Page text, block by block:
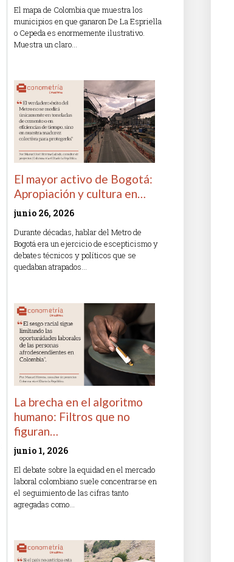
El mapa de Colombia que muestra los
municipios en que ganaron De La Espriella
o Cepeda es enormemente ilustrativo.
Muestra un claro…
El mayor activo de Bogotá:
Apropiación y cultura en…
junio 26, 2026
Durante décadas, hablar del Metro de
Bogotá era un ejercicio de escepticismo y
debates técnicos y políticos que se
quedaban atrapados…
La brecha en el algoritmo
humano: Filtros que no
figuran…
junio 1, 2026
El debate sobre la equidad en el mercado
laboral colombiano suele concentrarse en
el seguimiento de las cifras tanto
agregadas como…